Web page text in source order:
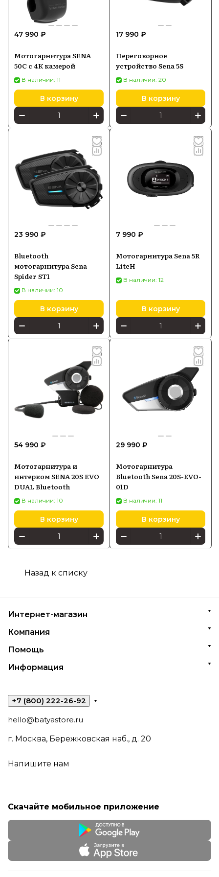
47 990 ₽
Мотогарнитура SENA
50C с 4К камерой
В наличии: 11
В корзину
17 990 ₽
Переговорное
устройство Sena 5S
В наличии: 20
В корзину
23 990 ₽
Bluetooth
мотогарнитура Sena
Spider ST1
В наличии: 10
В корзину
7 990 ₽
Мотогарнитура Sena 5R
LiteН
В наличии: 12
В корзину
54 990 ₽
Мотогарнитура и
интерком SENA 20S EVO
DUAL Bluetooth
В наличии: 10
В корзину
29 990 ₽
Мотогарнитура
Bluetooth Sena 20S-EVO-
01D
В наличии: 11
В корзину
Назад к списку
Интернет-магазин
Компания
Помощь
Информация
+7 (800) 222-26-92
hello@batyastore.ru
г. Москва, Бережковская наб., д. 20
Напишите нам
Скачайте мобильное приложение